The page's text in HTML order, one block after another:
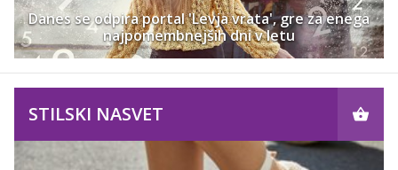
Danes se odpira portal 'Levja vrata', gre za enega
najpomembnejših dni v letu
STILSKI NASVET